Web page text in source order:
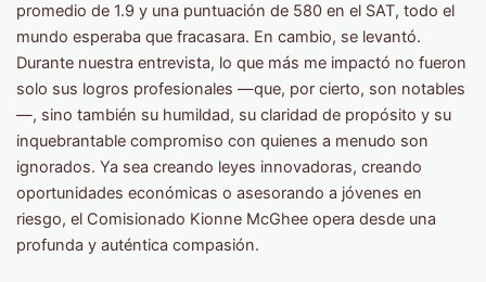
promedio de 1.9 y una puntuación de 580 en el SAT, todo el
mundo esperaba que fracasara. En cambio, se levantó.
Durante nuestra entrevista, lo que más me impactó no fueron
solo sus logros profesionales —que, por cierto, son notables
—, sino también su humildad, su claridad de propósito y su
inquebrantable compromiso con quienes a menudo son
ignorados. Ya sea creando leyes innovadoras, creando
oportunidades económicas o asesorando a jóvenes en
riesgo, el Comisionado Kionne McGhee opera desde una
profunda y auténtica compasión.